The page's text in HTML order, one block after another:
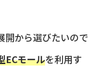
開から選びたいので
ECモールを利用す